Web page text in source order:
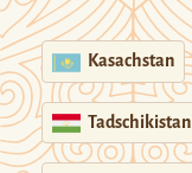
Kasachstan
Tadschikistan